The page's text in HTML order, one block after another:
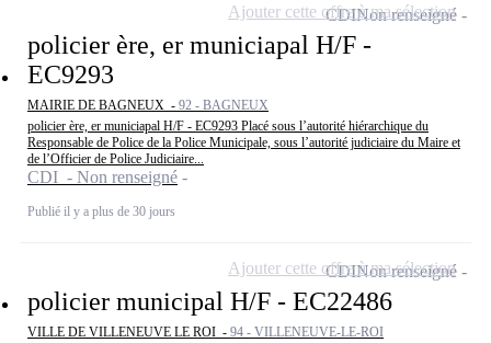
policier ère, er municiapal H/F -
EC9293
MAIRIE DE BAGNEUX - 92 - BAGNEUX
policier ère, er municiapal H/F - EC9293 Placé sous l’autorité hiérarchique du
Responsable de Police de la Police Municipale, sous l’autorité judiciaire du Maire et
de l’Officier de Police Judiciaire...
CDI - Non renseigné
Publié il y a plus de 30 jours
CDINon renseigné
Ajouter cette offre à ma sélection
policier municipal H/F - EC22486
VILLE DE VILLENEUVE LE ROI - 94 - VILLENEUVE-LE-ROI
CDINon renseigné
Ajouter cette offre à ma sélection